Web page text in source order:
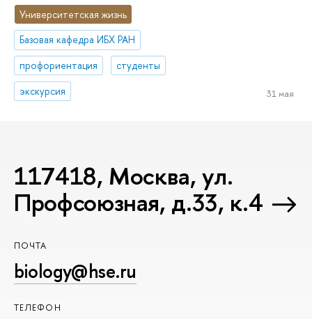
Университетская жизнь
Базовая кафедра ИБХ РАН
профориентация
студенты
экскурсия
31 мая
117418, Москва, ул.
Профсоюзная, д.33, к.4
ПОЧТА
biology@hse.ru
ТЕЛЕФОН